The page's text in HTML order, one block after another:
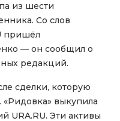
из шести
Со слов
пришёл
— он сообщил о
редакций.
сделки, которую
выкупила
URA.RU. Эти активы